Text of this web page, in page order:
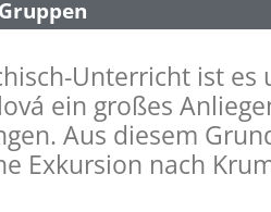
Unterricht ist es
ein großes
Aus diesem
Exkursion nach